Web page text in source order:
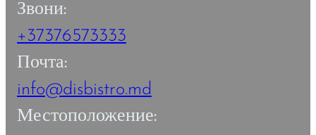
Звони:
+37376573333
Почта:
info@disbistro.md
Местоположение: